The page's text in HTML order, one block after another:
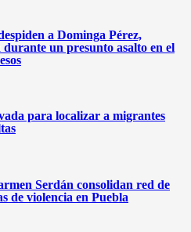
a Dominga Pérez,
durante un presunto asalto en el
para localizar a migrantes
Serdán consolidan red de
de violencia en Puebla